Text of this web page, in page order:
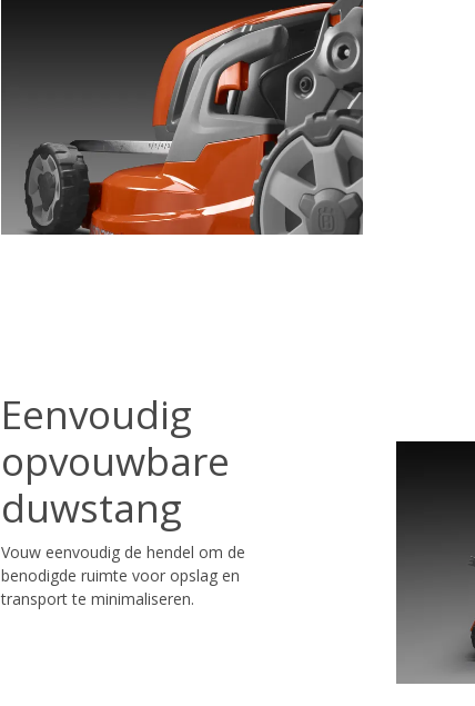
Eenvoudig
opvouwbare
duwstang
Vouw eenvoudig de hendel om de
benodigde ruimte voor opslag en
transport te minimaliseren.